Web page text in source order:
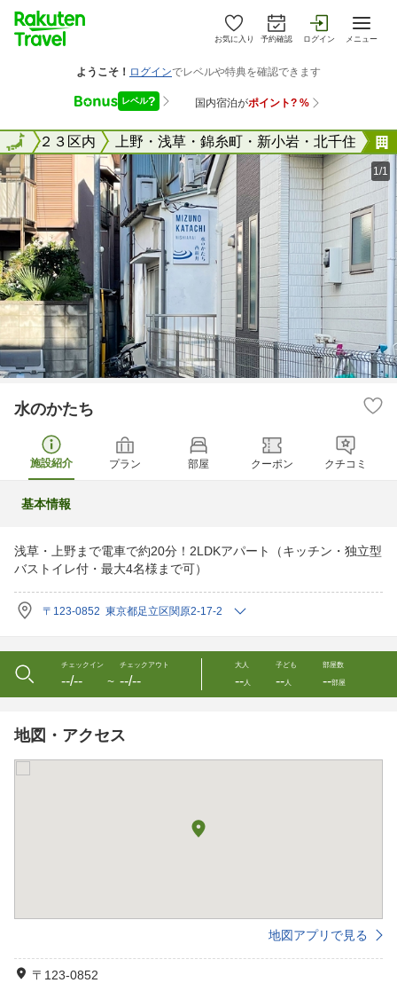
お気に入り 予約確認 ログイン メニュー
東京２３区内 上野・浅草・錦糸町・新小岩・北千住
全国
1/1
水のかたち
施設紹介 プラン 部屋 クーポン クチコミ
基本情報
浅草・上野まで電車で約20分！2LDKアパート（キッチン・独立型
バストイレ付・最大4名様まで可）
〒123-0852 東京都足立区関原2-17-2
チェックイン
--/-- 〜
チェックアウト
--/--
大人
--人
子ども
--人
部屋数
--部屋
地図・アクセス
地図アプリで見る
〒123-0852